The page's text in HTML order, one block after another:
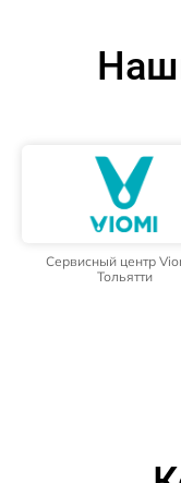
Сервисный центр
Тольятти